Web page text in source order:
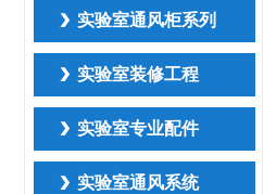
实验室通风柜系列
实验室装修工程
实验室专业配件
实验室通风系统